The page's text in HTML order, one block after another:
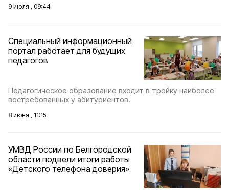
9 июля , 09:44
Специальный информационный
портал работает для будущих
педагогов
Педагогическое образование входит в тройку наиболее
востребованных у абитуриентов.
8 июня , 11:15
УМВД России по Белгородской
области подвели итоги работы
«Детского телефона доверия»